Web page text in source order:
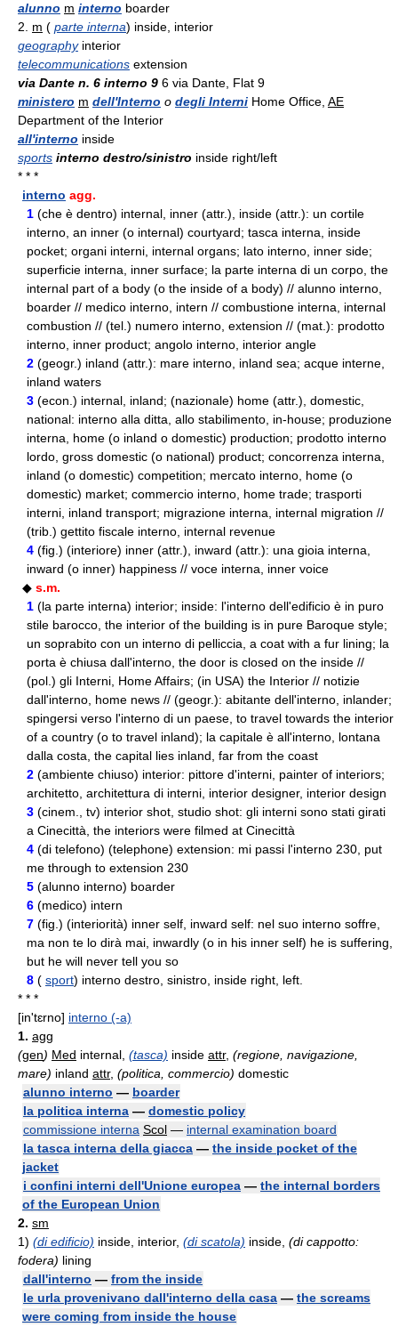
alunno m interno boarder
2. m ( parte interna) inside, interior
geographyinterior
telecommunications extension
via Dante n. 6 interno 9 6 via Dante, Flat 9
ministero m dell'Interno o degli Interni Home Office, AE
Department of the Interior
all'interno inside
sports interno destro/sinistro inside right/left
* * *
interno agg.
1 (che è dentro) internal, inner (attr.), inside (attr.): un cortile
interno, an inner (o internal) courtyard; tasca interna, inside
pocket; organi interni, internal organs; lato interno, inner side;
superficie interna, inner surface; la parte interna di un corpo, the
internal part of a body (o the inside of a body) // alunno interno,
boarder // medico interno, intern // combustione interna, internal
combustion // (tel. ) numero interno, extension // (mat. ): prodotto
interno, inner product; angolo interno, interior angle
2 (geogr.) inland (attr.): mare interno, inland sea; acque interne,
inland waters
3 (econ. ) internal, inland; (nazionale) home (attr.), domestic,
national: interno alla ditta, allo stabilimento, in-house; produzione
interna, home (o inland o domestic) production; prodotto interno
lordo, gross domestic (o national) product; concorrenza interna,
inland (o domestic) competition; mercato interno, home (o
domestic) market; commercio interno, home trade; trasporti
interni, inland transport; migrazione interna, internal migration //
(trib.) gettito fiscale interno, internal revenue
4 (fig. ) (interiore) inner (attr.), inward (attr.): una gioia interna,
inward (o inner) happiness // voce interna, inner voice
◆ s.m.
1 (la parte interna) interior; inside: l'interno dell'edificio è in puro
stile barocco, the interior of the building is in pure Baroque style;
un soprabito con un interno di pelliccia, a coat with a fur lining; la
porta è chiusa dall'interno, the door is closed on the inside //
(pol. ) gli Interni, Home Affairs; (in USA) the Interior // notizie
dall'interno, home news // (geogr.): abitante dell'interno, inlander;
spingersi verso l'interno di un paese, to travel towards the interior
of a country (o to travel inland); la capitale è all'interno, lontana
dalla costa, the capital lies inland, far from the coast
2 (ambiente chiuso) interior: pittore d'interni, painter of interiors;
architetto, architettura di interni, interior designer, interior design
3 (cinem., tv) interior shot, studio shot: gli interni sono stati girati
a Cinecittà, the interiors were filmed at Cinecittà
4 (di telefono) (telephone) extension: mi passi l'interno 230, put
me through to extension 230
5 (alunno interno) boarder
6 (medico) intern
7 (fig. ) (interiorità) inner self, inward self: nel suo interno soffre,
ma non te lo dirà mai, inwardly (o in his inner self) he is suffering,
but he will never tell you so
8 ( sport) interno destro, sinistro, inside right, left.
* * *
[in'tɛrno] interno (-a)
1. agg
(gen) Med internal, (tasca) inside attr, (regione, navigazione,
mare) inland attr, (politica, commercio) domestic
alunno interno — boarder
la politica interna — domestic policy
commissione interna Scol — internal examination board
la tasca interna della giacca — the inside pocket of the
jacket
i confini interni dell'Unione europea — the internal borders
of the European Union
2. sm
1) (di edificio) inside, interior, (di scatola) inside, (di cappotto:
fodera) lining
dall'interno — from the inside
le urla provenivano dall'interno della casa — the screams
were coming from inside the house